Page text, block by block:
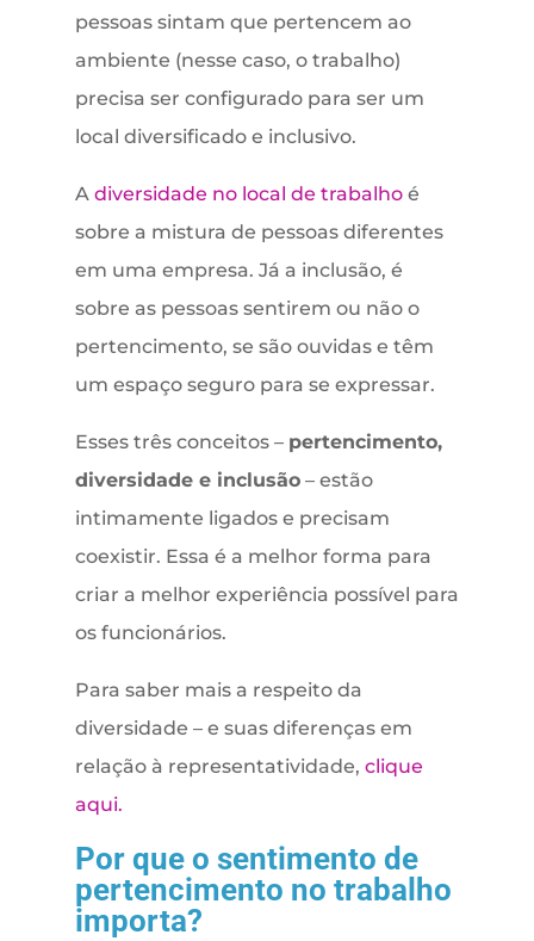
pessoas sintam que pertencem ao
ambiente (nesse caso, o trabalho)
precisa ser configurado para ser um
local diversificado e inclusivo.
A diversidade no local de trabalhoé
sobre a mistura de pessoas diferentes
em uma empresa. Já a inclusão, é
sobre as pessoas sentirem ou não o
pertencimento, se são ouvidas e têm
um espaço seguro para se expressar.
Esses três conceitos – pertencimento,
diversidade e inclusão– estão
intimamente ligados e precisam
coexistir. Essa é a melhor forma para
criar a melhor experiência possível para
os funcionários.
Para saber mais a respeito da
diversidade – e suas diferenças em
relação à representatividade, clique
aqui.
Por que o sentimento de
pertencimento no trabalho
importa?